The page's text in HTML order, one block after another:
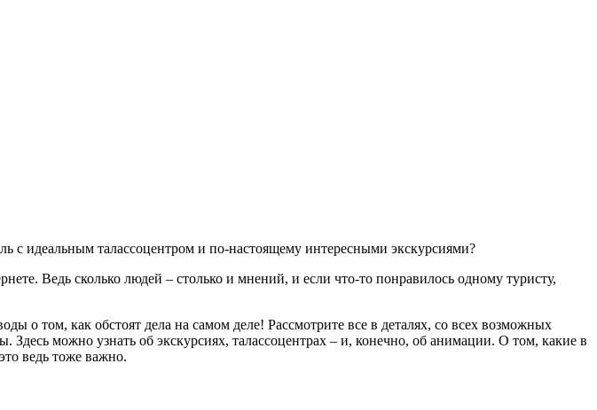
с идеальным талассоцентром и по-настоящему интересными экскурсиями?
Ведь сколько людей – столько и мнений, и если что-то понравилось одному туристу,
о том, как обстоят дела на самом деле! Рассмотрите все в деталях, со всех возможных
можно узнать об экскурсиях, талассоцентрах – и, конечно, об анимации. О том, какие в
ведь тоже важно.